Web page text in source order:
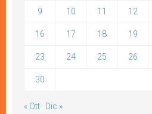
9 10 11 12
16 17 18 19
23 24 25 26
30
« Ott Dic »